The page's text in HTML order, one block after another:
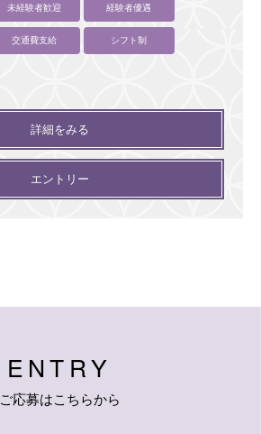
未経験者歓迎 経験者優遇
交通費支給 シフト制
詳細をみる
エントリー
E NT RY
ご応募はこ ち らから